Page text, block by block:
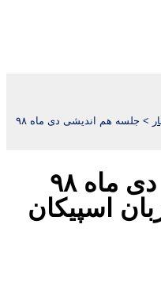
>
جلسه هم اندیشی دی ماه ۹۸
جلسه هم اندیشی دی ماه ۹۸
اسپیکان